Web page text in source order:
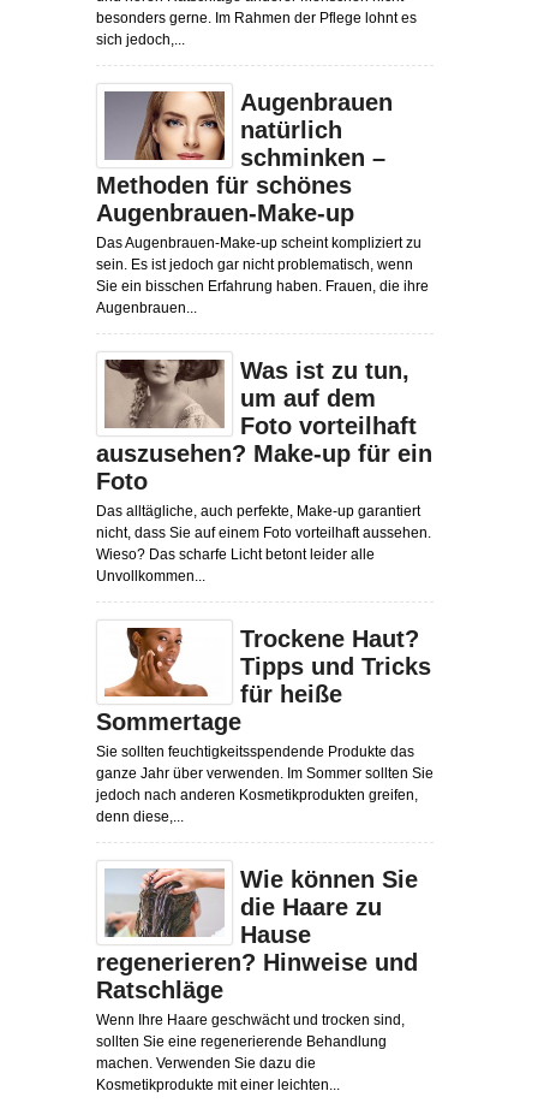
besonders gerne. Im Rahmen der Pflege lohnt es
sich jedoch,...
Augenbrauen
natürlich
schminken –
Methoden für schönes
Augenbrauen-Make-up
Das Augenbrauen-Make-up scheint kompliziert zu
sein. Es ist jedoch gar nicht problematisch, wenn
Sie ein bisschen Erfahrung haben. Frauen, die ihre
Augenbrauen...
Was ist zu tun,
um auf dem
Foto vorteilhaft
auszusehen? Make-up für ein
Foto
Das alltägliche, auch perfekte, Make-up garantiert
nicht, dass Sie auf einem Foto vorteilhaft aussehen.
Wieso? Das scharfe Licht betont leider alle
Unvollkommen...
Trockene Haut?
Tipps und Tricks
für heiße
Sommertage
Sie sollten feuchtigkeitsspendende Produkte das
ganze Jahr über verwenden. Im Sommer sollten Sie
jedoch nach anderen Kosmetikprodukten greifen,
denn diese,...
Wie können Sie
die Haare zu
Hause
regenerieren? Hinweise und
Ratschläge
Wenn Ihre Haare geschwächt und trocken sind,
sollten Sie eine regenerierende Behandlung
machen. Verwenden Sie dazu die
Kosmetikprodukte mit einer leichten...